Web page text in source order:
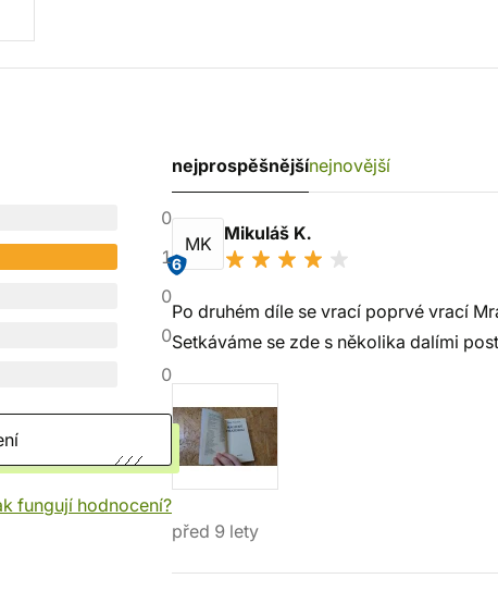
0
1
0
0
0
fungují hodnocení?
nejprospěšnějšínejnovější
MK
6
Mikuláš K.
Po druhém díle se vrací poprvé vrací
Setkáváme se zde s několika dalími
před 9 lety